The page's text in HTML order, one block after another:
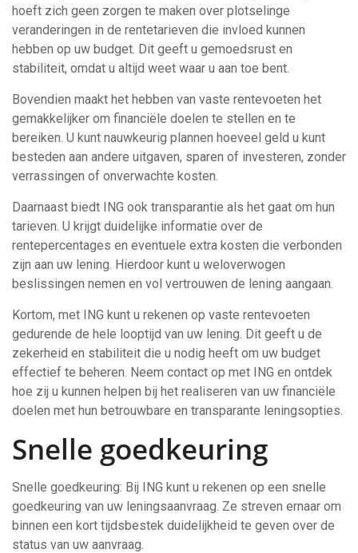
hoeft zich geen zorgen te maken over plotselinge
veranderingen in de rentetarieven die invloed kunnen
hebben op uw budget. Dit geeft u gemoedsrust en
stabiliteit, omdat u altijd weet waar u aan toe bent.
Bovendien maakt het hebben van vaste rentevoeten het
gemakkelijker om financiële doelen te stellen en te
bereiken. U kunt nauwkeurig plannen hoeveel geld u kunt
besteden aan andere uitgaven, sparen of investeren, zonder
verrassingen of onverwachte kosten.
Daarnaast biedt ING ook transparantie als het gaat om hun
tarieven. U krijgt duidelijke informatie over de
rentepercentages en eventuele extra kosten die verbonden
zijn aan uw lening. Hierdoor kunt u weloverwogen
beslissingen nemen en vol vertrouwen de lening aangaan.
Kortom, met ING kunt u rekenen op vaste rentevoeten
gedurende de hele looptijd van uw lening. Dit geeft u de
zekerheid en stabiliteit die u nodig heeft om uw budget
effectief te beheren. Neem contact op met ING en ontdek
hoe zij u kunnen helpen bij het realiseren van uw financiële
doelen met hun betrouwbare en transparante leningsopties.
Snelle goedkeuring
Snelle goedkeuring: Bij ING kunt u rekenen op een snelle
goedkeuring van uw leningsaanvraag. Ze streven ernaar om
binnen een kort tijdsbestek duidelijkheid te geven over de
status van uw aanvraag.